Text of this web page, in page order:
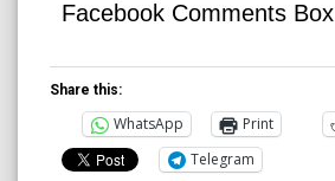
Facebook Comments Box
Share this:
WhatsApp Print
Telegram